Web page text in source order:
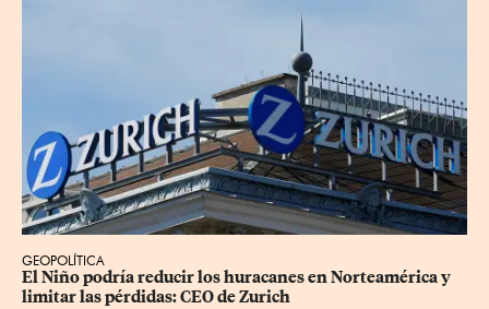
GEOPOLÍTICA
El Niño podría reducir los huracanes en Norteamérica y
limitar las pérdidas: CEO de Zurich